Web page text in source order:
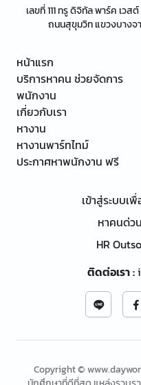
เลขที่ 111 ทรู ดิจิทัล พาร์ค เว
ถนนสุขุมวิท แขวงบางจ
หน้าแรก
บริการหาคน ช่วยจัดการ
พนักงาน
เกี่ยวกับเรา
หางาน
หางานพาร์ทไทม์
ประกาศหาพนักงาน ฟรี
เข้าสู่ระบบเ
หาคนด่ว
HR
ติดต่อเรา:
Copyright ©